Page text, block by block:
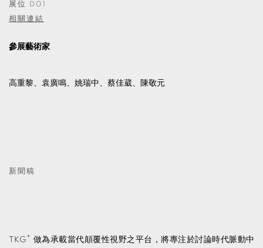
展位 D01
相關連結
參展藝術家
高重黎、袁廣鳴、姚瑞中、蔡佳葳、陳敬元
新聞稿
TKG+ 做為承載當代顛覆性視野之平台，將專注於討論時代脈動中